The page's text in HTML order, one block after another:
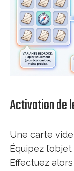
Activation de
Une carte
Équipez
Effectuez